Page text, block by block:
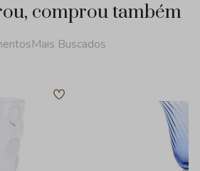
comprou também
Mais Buscados